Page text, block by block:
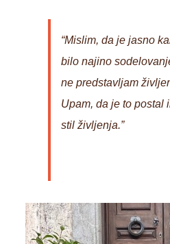
“Mislim, da je jasno
bilo najino
ne predstavljam
Upam, da je to postal
stil življenja.”